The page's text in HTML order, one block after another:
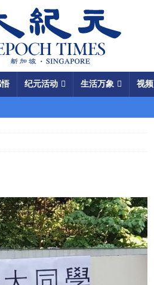
纪元活动 生活万象 视频
视频